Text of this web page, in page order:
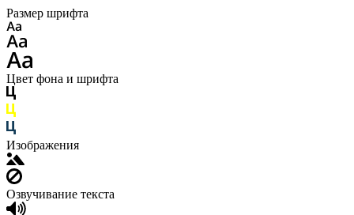
Размер шрифта
Цвет фона и шрифта
Изображения
Озвучивание текста